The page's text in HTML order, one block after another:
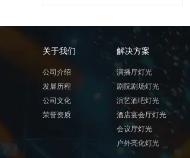
关于我们
公司介绍
发展历程
公司文化
荣誉资质
解决方案
演播厅灯光
剧院剧场灯光
演艺酒吧灯光
酒店宴会厅灯光
会议厅灯光
户外亮化灯光